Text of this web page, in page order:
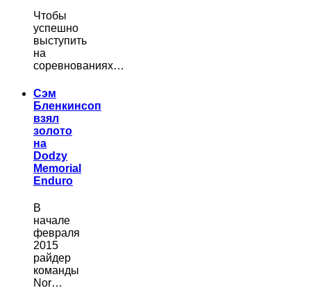
Чтобы
успешно
выступить
на
соревнованиях…
Сэм
Бленкинсоп
взял
золото
на
Dodzy
Memorial
Enduro
В
начале
февраля
2015
райдер
команды
Nor…